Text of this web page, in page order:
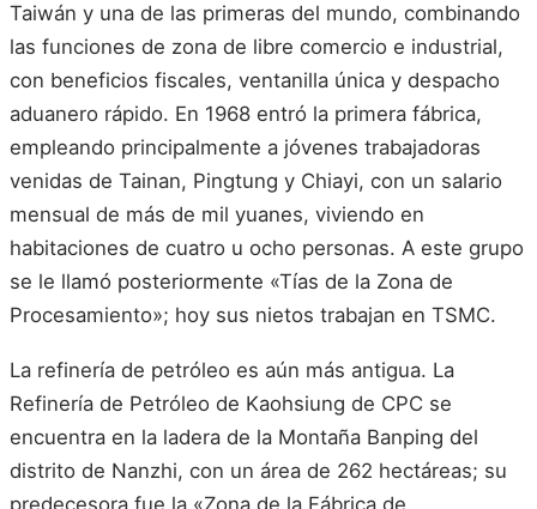
Taiwán y una de las primeras del mundo, combinando
las funciones de zona de libre comercio e industrial,
con beneficios fiscales, ventanilla única y despacho
aduanero rápido. En 1968 entró la primera fábrica,
empleando principalmente a jóvenes trabajadoras
venidas de Tainan, Pingtung y Chiayi, con un salario
mensual de más de mil yuanes, viviendo en
habitaciones de cuatro u ocho personas. A este grupo
se le llamó posteriormente «Tías de la Zona de
Procesamiento»; hoy sus nietos trabajan en TSMC.
La refinería de petróleo es aún más antigua. La
Refinería de Petróleo de Kaohsiung de CPC se
encuentra en la ladera de la Montaña Banping del
distrito de Nanzhi, con un área de 262 hectáreas; su
predecesora fue la «Zona de la Fábrica de